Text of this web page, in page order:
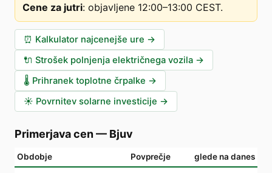
Cene za jutri: objavljene 12:00–13:00 CEST.
⏰ Kalkulator najcenejše ure →
🔌 Strošek polnjenja električnega vozila →
🌡️ Prihranek toplotne črpalke →
☀️ Povrnitev solarne investicije →
Primerjava cen — Bjuv
Obdobje Povprečje glede na danes